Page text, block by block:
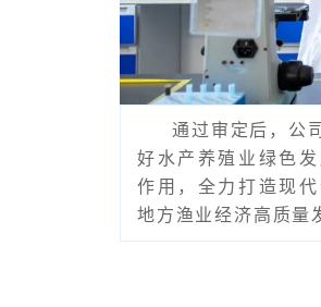
通过审定后，公
好水产养殖业绿色
作用，全力打造现
地方渔业经济高质量